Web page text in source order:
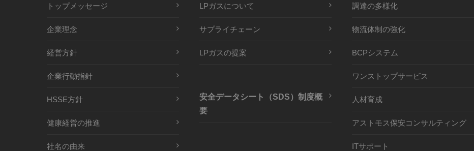
トップメッセージ
企業理念
経営方針
企業行動指針
HSSE方針
健康経営の推進
社名の由来
LPガスについて
サプライチェーン
LPガスの提案
安全データシート（SDS）制度概
要
調達の多様化
物流体制の強化
BCPシステム
ワンストップサービス
人材育成
アストモス保安コンサルティング
ITサポート